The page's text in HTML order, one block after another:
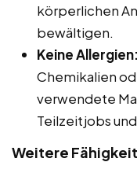
körperlichen
bewältigen.
Keine Allergien:
Chemikalien
verwendete
Teilzeitjobs
Weitere